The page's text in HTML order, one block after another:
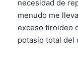
necesidad de
menudo me
exceso tiroideo
potasio total del